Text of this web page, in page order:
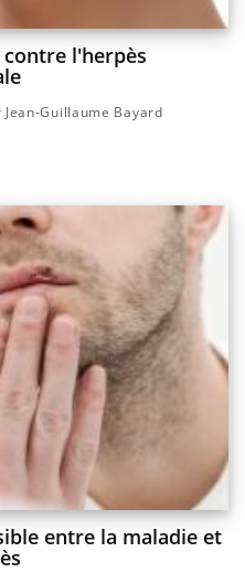
l'herpès
Jean-Guillaume Bayard
entre la maladie et